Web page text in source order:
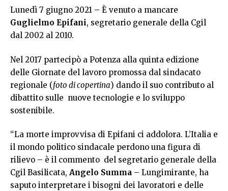
Lunedì 7 giugno 2021 – È venuto a mancare
Guglielmo Epifani, segretario generale della Cgil
dal 2002 al 2010.
Nel 2017 partecipò a Potenza alla quinta edizione
delle Giornate del lavoro promossa dal sindacato
regionale (foto di copertina) dando il suo contributo al
dibattito sulle nuove tecnologie e lo sviluppo
sostenibile.
“La morte improvvisa di Epifani ci addolora. L’Italia e
il mondo politico sindacale perdono una figura di
rilievo – è il commento del segretario generale della
Cgil Basilicata, Angelo Summa – Lungimirante, ha
saputo interpretare i bisogni dei lavoratori e delle